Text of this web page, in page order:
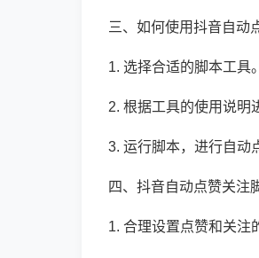
三、如何使用抖音自动
1. 选择合适的脚本工具。
2. 根据工具的使用说明
3. 运行脚本，进行自动
四、抖音自动点赞关注
1. 合理设置点赞和关注